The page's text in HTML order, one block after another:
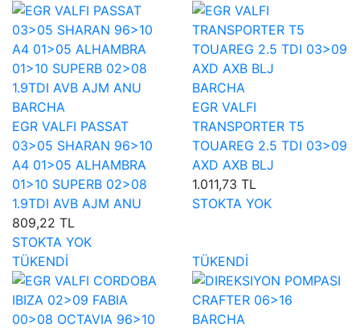
BARCHA
EGR VALFI PASSAT
03>05 SHARAN 96>10
A4 01>05 ALHAMBRA
01>10 SUPERB 02>08
1.9TDI AVB AJM ANU
809,22 TL
STOKTA YOK
BARCHA
EGR VALFI
TRANSPORTER T5
TOUAREG 2.5 TDI 03>09
AXD AXB BLJ
1.011,73 TL
STOKTA YOK
TÜKENDİ TÜKENDİ
BARCHA